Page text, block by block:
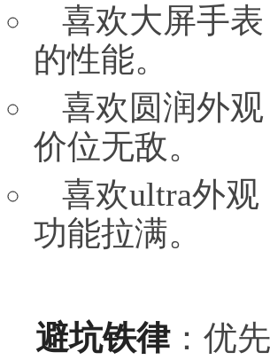
喜欢大屏手
的性能。
喜欢圆润外
价位无敌。
喜欢ultra外观
功能拉满。
避坑铁律：优